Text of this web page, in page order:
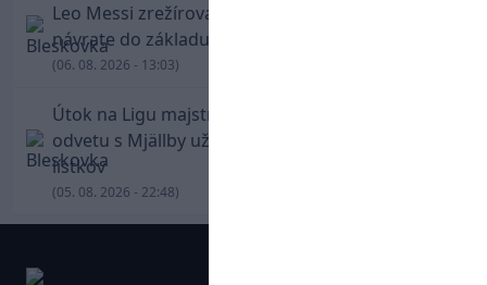
Leo Messi zrežíroval obrat Interu Miami, pri
návrate do základu strelil dva góly
(06. 08. 2026 - 13:03)
Útok na Ligu majstrov láka! Slovan hlási na
odvetu s Mjällby už viac ako 13-tisíc predaných
lístkov
(05. 08. 2026 - 22:48)